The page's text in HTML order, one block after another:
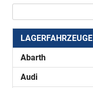
LAGERFAHRZEUGE
Abarth
Audi